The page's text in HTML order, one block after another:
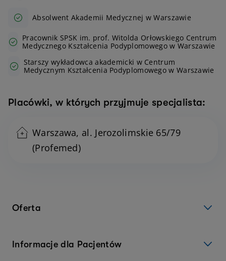
Absolwent Akademii Medycznej w Warszawie
Pracownik SPSK im. prof. Witolda Orłowskiego Centrum
Medycznego Kształcenia Podyplomowego w Warszawie
Starszy wykładowca akademicki w Centrum
Medycznym Kształcenia Podyplomowego w Warszawie
Placówki, w których przyjmuje specjalista:
Warszawa, al. Jerozolimskie 65/79
(Profemed)
Oferta
Informacje dla Pacjentów